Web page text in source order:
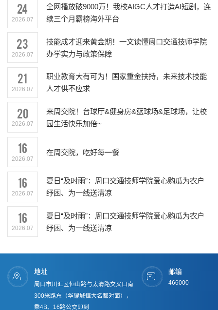
24
2026.07
全网播放破9000万！我校AIGC人才打造AI短剧，连
续三个月霸榜海外平台
23
2026.07
技能成才迎来黄金期！一文读懂周口交通技师学院
办学实力与政策保障
21
2026.07
职业教育大有可为！国家重金扶持，未来技术技能
人才供不应求
20
2026.07
来周交院！台球厅&健身房&篮球场&足球场，让校
园生活快乐加倍~
16
2026.07
在周交院，吃好每一餐
16
2026.07
夏日“及时雨”：周口交通技师学院爱心购瓜为农户
纾困、为一线送清凉
16
2026.07
夏日“及时雨”：周口交通技师学院爱心购瓜为农户
纾困、为一线送清凉
地址
周口市川汇区恒山路与太清路交叉口南
300米路东（华耀城恒大名都对面），
乘4B、16路公交即到
邮编
466000